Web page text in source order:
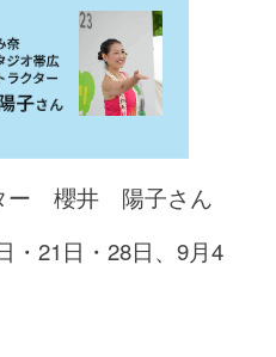
ー 櫻井 陽子さん
21日・28日、9月4